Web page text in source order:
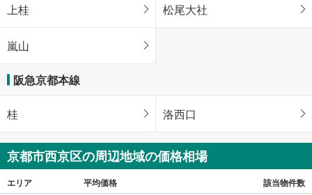
上桂 松尾大社
嵐山
阪急京都本線
桂 洛西口
京都市西京区の周辺地域の価格相場
エリア 平均価格 該当物件数